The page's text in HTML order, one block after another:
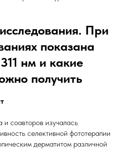
При
показана
нм и какие
получить
соавторов изучалась
селективной фототерапии
дерматитом различной